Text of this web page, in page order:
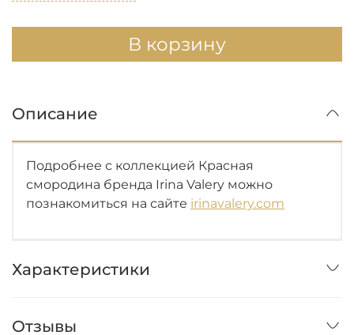
В корзину
Описание
Подробнее с коллекцией Красная
смородина бренда Irina Valery можно
познакомиться на сайте irinavalery.com
Характеристики
Отзывы